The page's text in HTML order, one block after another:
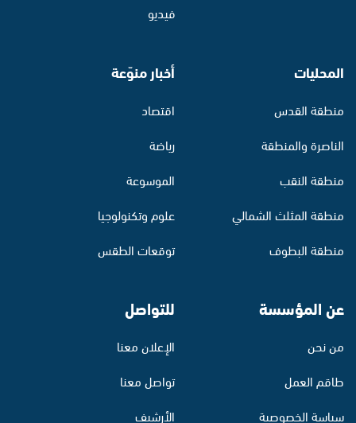
فيديو
المحليات
منطقة القدس
الناصرة والمنطقة
منطقة النقب
منطقة المثلث الشمالي
منطقة البطوف
أخبار منوّعة
اقتصاد
رياضة
الموسوعة
علوم وتكنولوجيا
توقعات الطقس
عن المؤسسة
من نحن
طاقم العمل
سياسة الخصوصية
للتواصل
الإعلان معنا
تواصل معنا
الأرشيف